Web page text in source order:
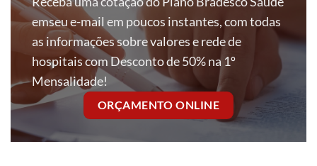
emseu e-mail em poucos instantes, com todas
as informações sobre valores e rede de
hospitais com Desconto de 50% na 1º
Mensalidade!
ORÇAMENTO ONLINE